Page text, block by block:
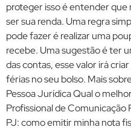
proteger isso é entender
ser sua renda. Uma regra
pode fazer é realizar uma
recebe. Uma sugestão é ter
das contas, esse valor irá
férias no seu bolso. Mais
Pessoa Jurídica Qual o
Profissional de Comunicação
PJ: como emitir minha nota